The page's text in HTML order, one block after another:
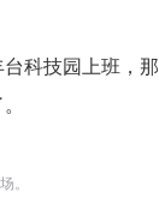
科技园上班，
。